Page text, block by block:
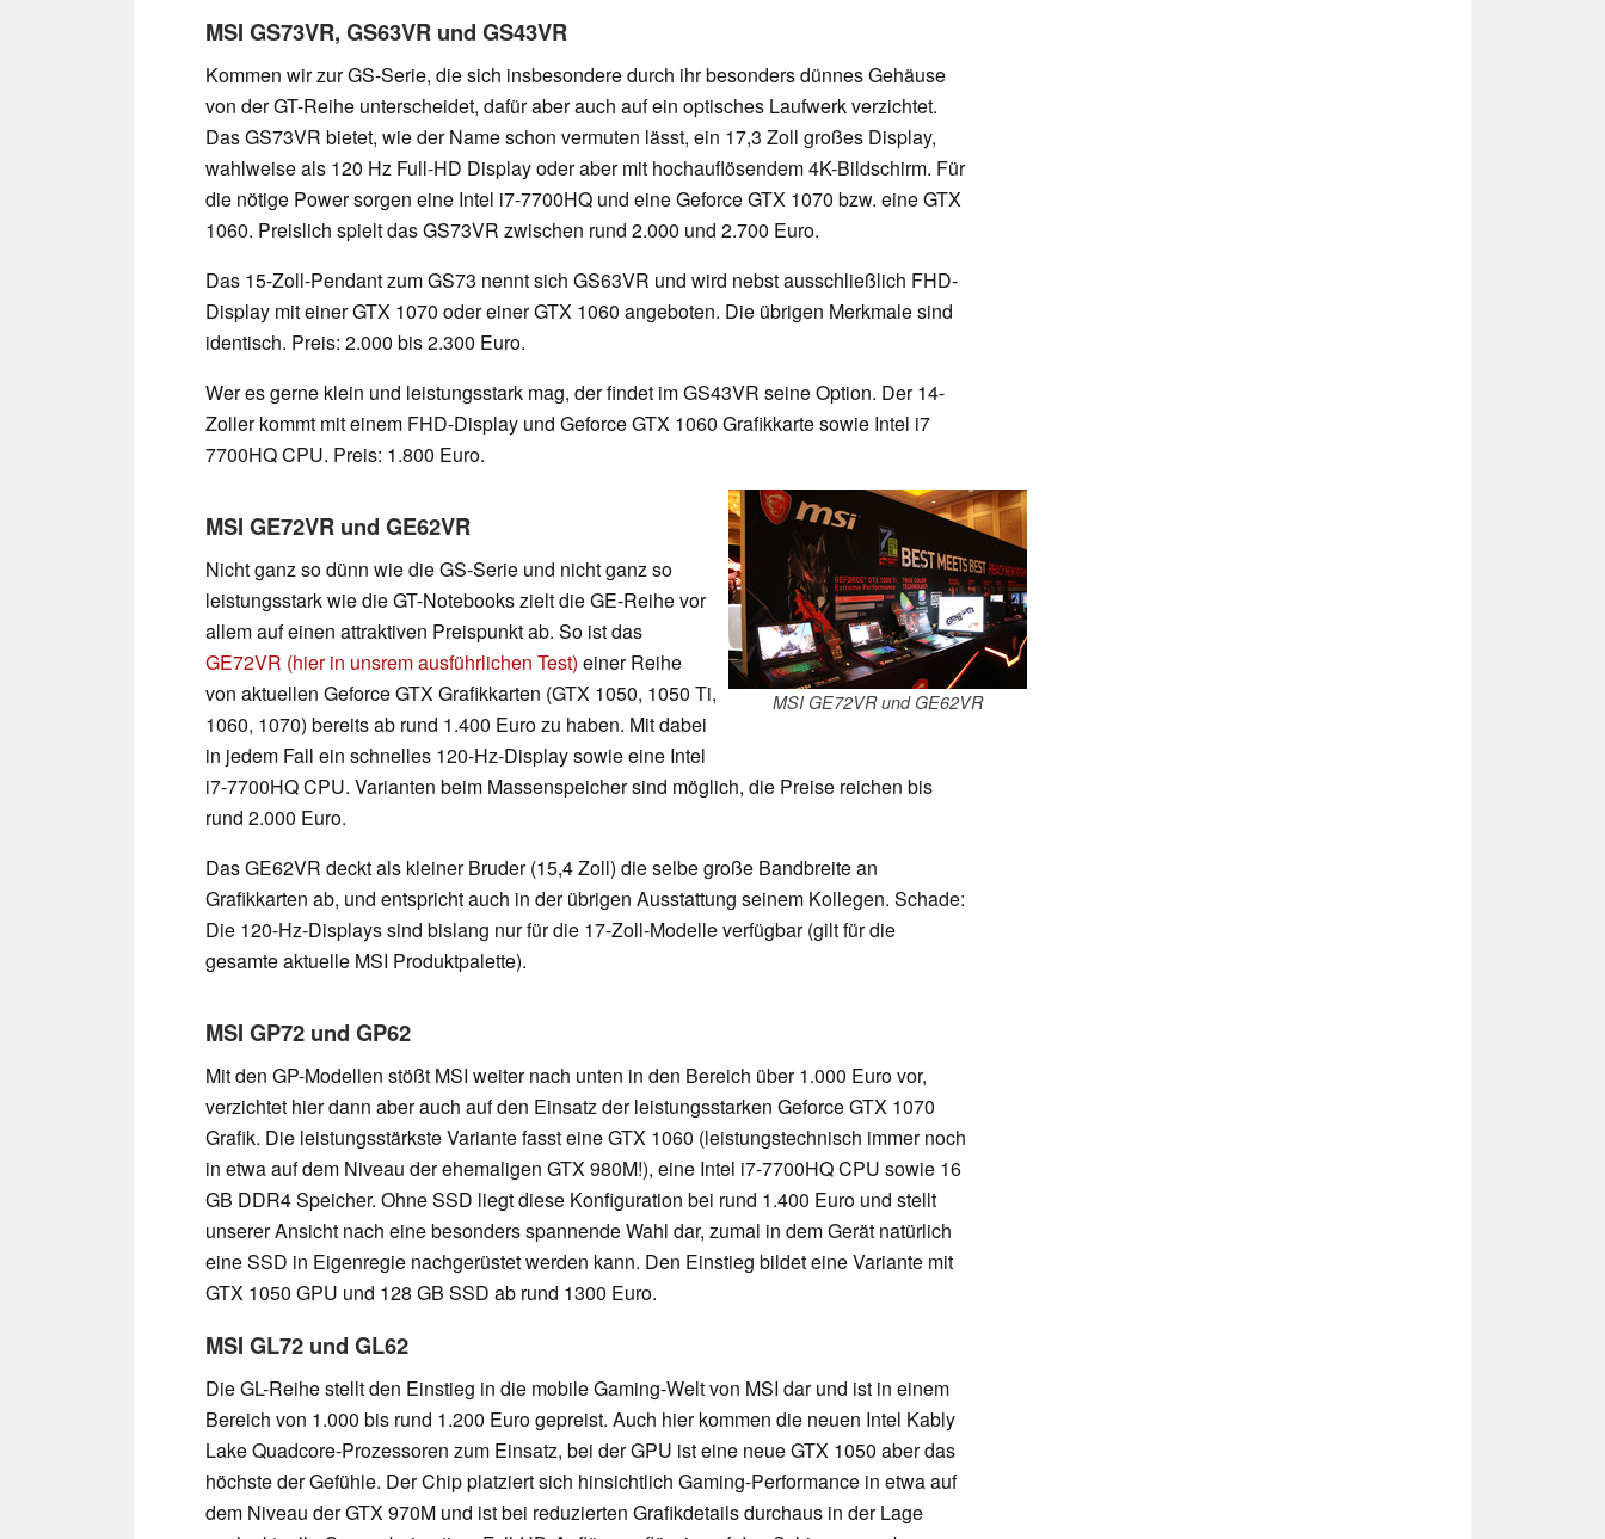
MSI GS73VR, GS63VR und GS43VR
Kommen wir zur GS-Serie, die sich insbesondere durch ihr besonders dünnes Gehäuse
von der GT-Reihe unterscheidet, dafür aber auch auf ein optisches Laufwerk verzichtet.
Das GS73VR bietet, wie der Name schon vermuten lässt, ein 17,3 Zoll großes Display,
wahlweise als 120 Hz Full-HD Display oder aber mit hochauflösendem 4K-Bildschirm. Für
die nötige Power sorgen eine Intel i7-7700HQ und eine Geforce GTX 1070 bzw. eine GTX
1060. Preislich spielt das GS73VR zwischen rund 2.000 und 2.700 Euro.
Das 15-Zoll-Pendant zum GS73 nennt sich GS63VR und wird nebst ausschließlich FHD-
Display mit einer GTX 1070 oder einer GTX 1060 angeboten. Die übrigen Merkmale sind
identisch. Preis: 2.000 bis 2.300 Euro.
Wer es gerne klein und leistungsstark mag, der findet im GS43VR seine Option. Der 14-
Zoller kommt mit einem FHD-Display und Geforce GTX 1060 Grafikkarte sowie Intel i7
7700HQ CPU. Preis: 1.800 Euro.
MSI GE72VR und GE62VR
MSI GE72VR und GE62VR
Nicht ganz so dünn wie die GS-Serie und nicht ganz so
leistungsstark wie die GT-Notebooks zielt die GE-Reihe vor
allem auf einen attraktiven Preispunkt ab. So ist das
GE72VR (hier in unsrem ausführlichen Test) einer Reihe
von aktuellen Geforce GTX Grafikkarten (GTX 1050, 1050 Ti,
1060, 1070) bereits ab rund 1.400 Euro zu haben. Mit dabei
in jedem Fall ein schnelles 120-Hz-Display sowie eine Intel
i7-7700HQ CPU. Varianten beim Massenspeicher sind möglich, die Preise reichen bis
rund 2.000 Euro.
Das GE62VR deckt als kleiner Bruder (15,4 Zoll) die selbe große Bandbreite an
Grafikkarten ab, und entspricht auch in der übrigen Ausstattung seinem Kollegen. Schade:
Die 120-Hz-Displays sind bislang nur für die 17-Zoll-Modelle verfügbar (gilt für die
gesamte aktuelle MSI Produktpalette).
MSI GP72 und GP62
Mit den GP-Modellen stößt MSI weiter nach unten in den Bereich über 1.000 Euro vor,
verzichtet hier dann aber auch auf den Einsatz der leistungsstarken Geforce GTX 1070
Grafik. Die leistungsstärkste Variante fasst eine GTX 1060 (leistungstechnisch immer noch
in etwa auf dem Niveau der ehemaligen GTX 980M!), eine Intel i7-7700HQ CPU sowie 16
GB DDR4 Speicher. Ohne SSD liegt diese Konfiguration bei rund 1.400 Euro und stellt
unserer Ansicht nach eine besonders spannende Wahl dar, zumal in dem Gerät natürlich
eine SSD in Eigenregie nachgerüstet werden kann. Den Einstieg bildet eine Variante mit
GTX 1050 GPU und 128 GB SSD ab rund 1300 Euro.
MSI GL72 und GL62
Die GL-Reihe stellt den Einstieg in die mobile Gaming-Welt von MSI dar und ist in einem
Bereich von 1.000 bis rund 1.200 Euro gepreist. Auch hier kommen die neuen Intel Kably
Lake Quadcore-Prozessoren zum Einsatz, bei der GPU ist eine neue GTX 1050 aber das
höchste der Gefühle. Der Chip platziert sich hinsichtlich Gaming-Performance in etwa auf
dem Niveau der GTX 970M und ist bei reduzierten Grafikdetails durchaus in der Lage